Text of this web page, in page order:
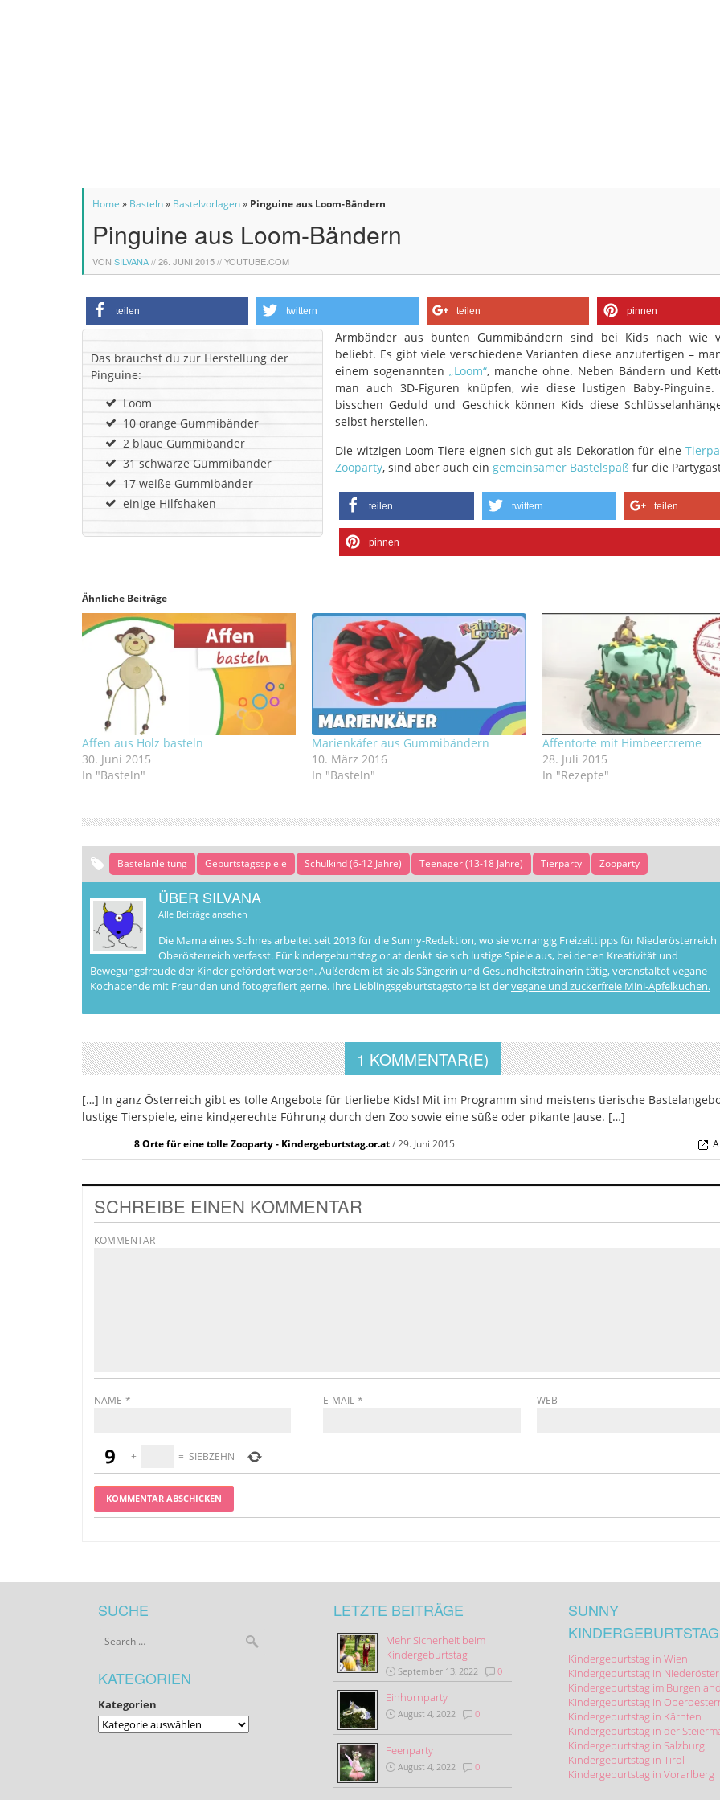
Home » Basteln» Bastelvorlagen» Pinguine aus Loom-Bändern
Pinguine aus Loom-Bändern
VON SILVANA//26. JUNI 2015// YOUTUBE.COM
teilen twittern teilen pinnen
Das brauchst du zur Herstellung der
Pinguine:
Loom
10 orange Gummibänder
2 blaue Gummibänder
31 schwarze Gummibänder
17 weiße Gummibänder
einige Hilfshaken
Armbänder aus bunten Gummibändern sind bei Kids nach wie
beliebt. Es gibt viele verschiedene Varianten diese anzufertigen –
einem sogenannten „Loom“, manche ohne. Neben Bändern und
man auch 3D-Figuren knüpfen, wie diese lustigen Baby-
bisschen Geduld und Geschick können Kids diese
selbst herstellen.
Die witzigen Loom-Tiere eignen sich gut als Dekoration für eine
Zooparty, sind aber auch ein gemeinsamer Bastelspaß für die
teilen twittern teilen
pinnen
Ähnliche Beiträge
Affen aus Holz basteln
30. Juni 2015
In "Basteln"
Marienkäfer aus Gummibändern
10. März 2016
In "Basteln"
Affentorte mit Himbeercreme
28. Juli 2015
In "Rezepte"
Bastelanleitung Geburtstagsspiele Schulkind (6-12 Jahre) Teenager (13-18 Jahre) Tierparty Zooparty
ÜBER SILVANA
Alle Beiträge ansehen
Die Mama eines Sohnes arbeitet seit 2013 für die Sunny-Redaktion, wo sie vorrangig Freizeittipps für
Oberösterreich verfasst. Für kindergeburtstag.or.at denkt sie sich lustige Spiele aus, bei denen Kreativität und
Bewegungsfreude der Kinder gefördert werden. Außerdem ist sie als Sängerin und Gesundheitstrainerin tätig, veranstaltet vegane
Kochabende mit Freunden und fotografiert gerne. Ihre Lieblingsgeburtstagstorte ist dervegane und zuckerfreie Mini-Apfelkuchen.
1 KOMMENTAR(E)
[…] In ganz Österreich gibt es tolle Angebote für tierliebe Kids! Mit im Programm sind meistens tierische
lustige Tierspiele, eine kindgerechte Führung durch den Zoo sowie eine süße oder pikante Jause. […]
8 Orte für eine tolle Zooparty - Kindergeburtstag.or.at/29. Juni 2015
SCHREIBE EINEN KOMMENTAR
KOMMENTAR
NAME * E-MAIL * WEB
+ = SIEBZEHN
SUCHE
KATEGORIEN
Kategorien
LETZTE BEITRÄGE
Mehr Sicherheit beim
Kindergeburtstag
September 13, 2022 0
Einhornparty
August 4, 2022 0
Feenparty
August 4, 2022 0
SUNNY
Kindergeburtstag in Wien
Kindergeburtstag in
Kindergeburtstag im
Kindergeburtstag in
Kindergeburtstag in Kärnten
Kindergeburtstag in der
Kindergeburtstag in Salzburg
Kindergeburtstag in Tirol
Kindergeburtstag in Vorarlberg